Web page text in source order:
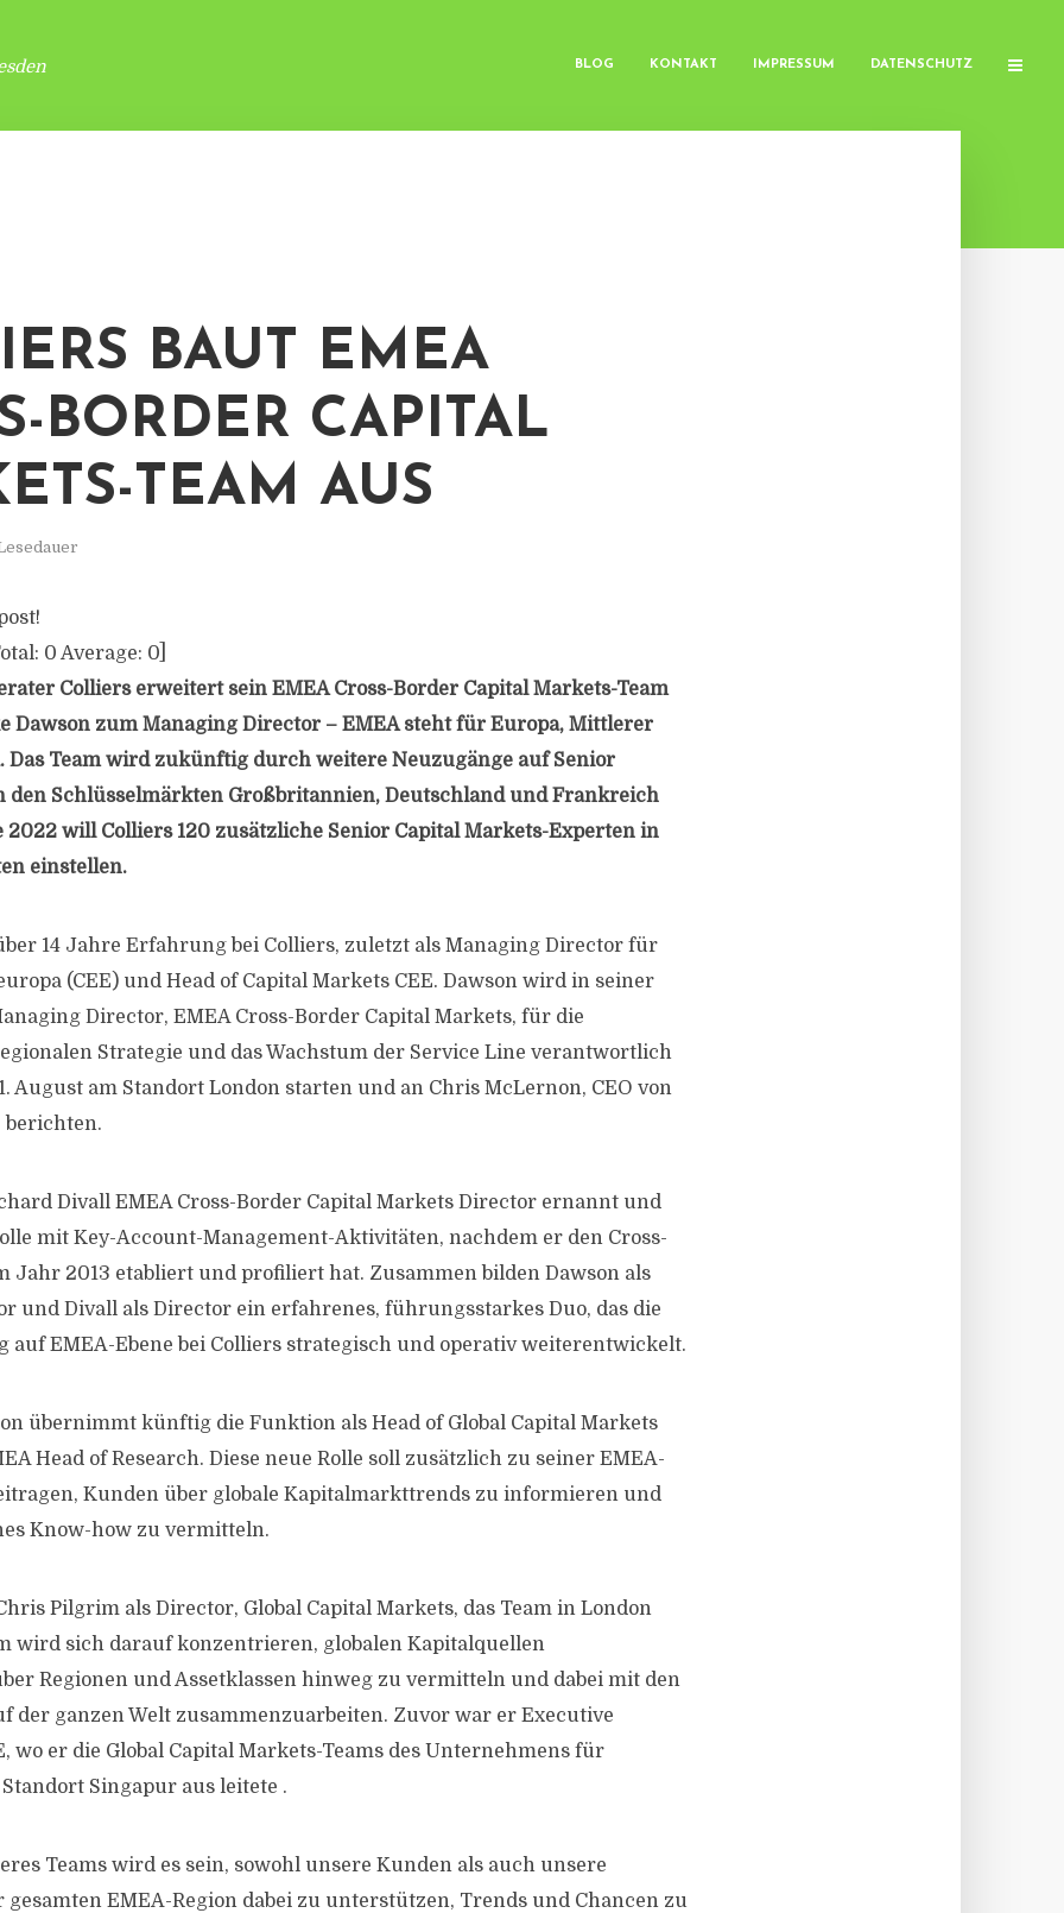
BLOG KONTAKT IMPRESSUM DATENSCHUTZ
BAUT EMEA
BORDER CAPITAL
TEAM AUS
0 Average: 0
Colliers erweitert sein EMEA Cross-Border Capital Markets-Team
Dawson zum Managing Director – EMEA steht für Europa, Mittlerer
Das Team wird zukünftig durch weitere Neuzugänge auf Senior
den Schlüsselmärkten Großbritannien, Deutschland und Frankreich
2022 will Colliers 120 zusätzliche Senior Capital Markets-Experten in
einstellen.
14 Jahre Erfahrung bei Colliers, zuletzt als Managing Director für
(CEE) und Head of Capital Markets CEE. Dawson wird in seiner
Director, EMEA Cross-Border Capital Markets, für die
Strategie und das Wachstum der Service Line verantwortlich
August am Standort London starten und an Chris McLernon, CEO von
berichten.
Divall EMEA Cross-Border Capital Markets Director ernannt und
mit Key-Account-Management-Aktivitäten, nachdem er den Cross-
Jahr 2013 etabliert und profiliert hat. Zusammen bilden Dawson als
und Divall als Director ein erfahrenes, führungsstarkes Duo, das die
auf EMEA-Ebene bei Colliers strategisch und operativ weiterentwickelt.
übernimmt künftig die Funktion als Head of Global Capital Markets
Head of Research. Diese neue Rolle soll zusätzlich zu seiner EMEA-
Kunden über globale Kapitalmarkttrends zu informieren und
Know-how zu vermitteln.
Pilgrim als Director, Global Capital Markets, das Team in London
wird sich darauf konzentrieren, globalen Kapitalquellen
Regionen und Assetklassen hinweg zu vermitteln und dabei mit den
der ganzen Welt zusammenzuarbeiten. Zuvor war er Executive
wo er die Global Capital Markets-Teams des Unternehmens für
Singapur aus leitete .
Teams wird es sein, sowohl unsere Kunden als auch unsere
EMEA-Region dabei zu unterstützen, Trends und Chancen zu